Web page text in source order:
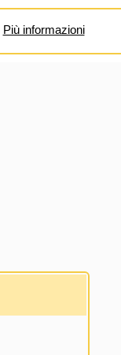
Più informazioni